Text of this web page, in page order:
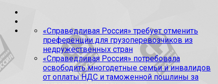
«Справедливая Россия» требует отменить
преференции для грузоперевозчиков из
недружественных стран
«Справедливая Россия» потребовала
освободить многодетные семьи и инвалидов
от оплаты НДС и таможенной пошлины за